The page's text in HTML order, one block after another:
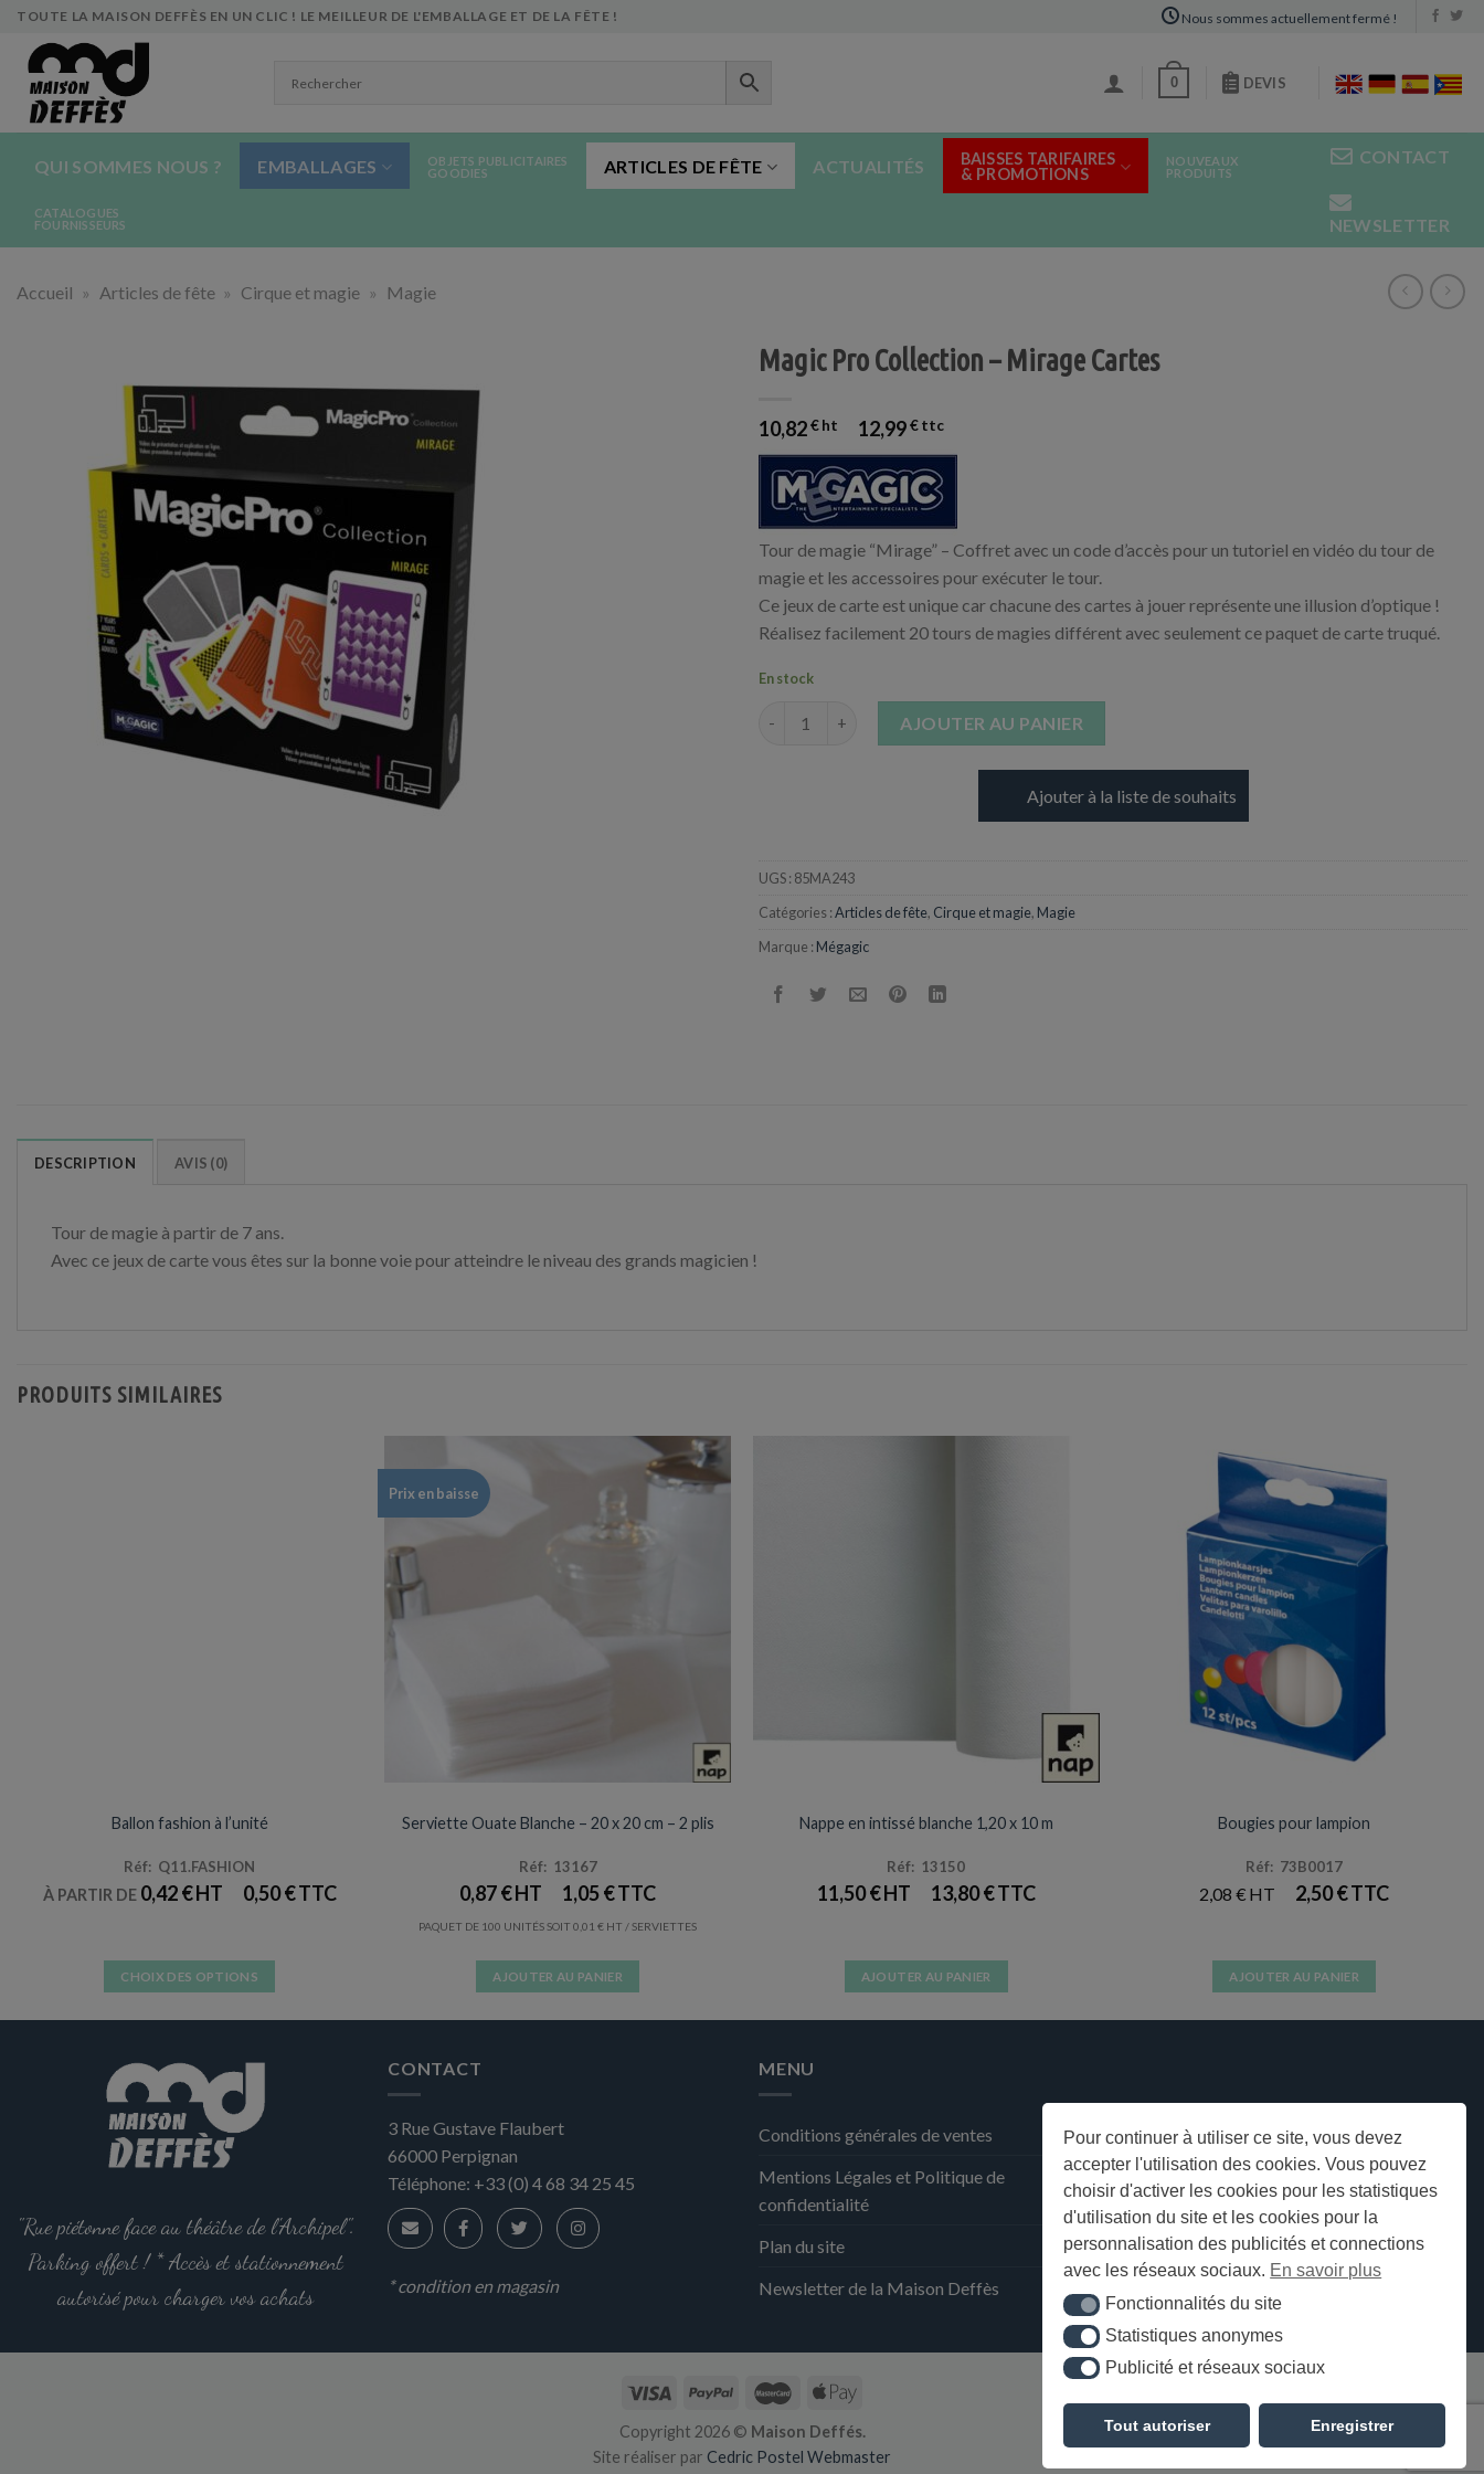
Pour continuer à utiliser ce site, vous devez
accepter l'utilisation des cookies. Vous pouvez
choisir d'activer les cookies pour les statistiques
d'utilisation du site et les cookies pour la
personnalisation des publicités et connections
avec les réseaux sociaux. En savoir plus
Fonctionnalités du site
Fonctionnalités du site
Statistiques anonymes
Statistiques anonymes
Publicité et réseaux sociaux
Publicité et réseaux sociaux
Tout autoriser Enregistrer
Skip
content
TOUTE LA MAISON DEFFÈS EN UN CLIC ! LE MEILLEUR DE L'EMBALLAGE ET DE LA FÊTE ! Nous sommes actuellement fermé !
0 DEVIS
QUI SOMMES NOUS ? EMBALLAGES
OBJETS PUBLICITAIRES
GOODIES
ARTICLES DE FÊTE ACTUALITÉS
BAISSES TARIFAIRES
& PROMOTIONS
NOUVEAUX
PRODUITS
CATALOGUES
FOURNISSEURS
CONTACT
NEWSLETTER
Accueil » Articles de fête » Cirque et magie » Magie
Magic Pro Collection – Mirage Cartes
10,82€ 12,99€
Tour de magie “Mirage” – Coffret avec un code d’accès pour un tutoriel en vidéo du tour de
magie et les accessoires pour exécuter le tour.
Ce jeux de carte est unique car chacune des cartes à jouer représente une illusion d’optique !
Réalisez facilement 20 tours de magies différent avec seulement ce paquet de carte truqué.
En stock
AJOUTER AU PANIER
Ajouter à la liste de souhaits
UGS : 85MA243
Catégories :Articles de fête, Cirque et magie, Magie
Marque : Mégagic
DESCRIPTION AVIS (0)
Tour de magie à partir de 7 ans.
Avec ce jeux de carte vous êtes sur la bonne voie pour atteindre le niveau des grands magicien !
PRODUITS SIMILAIRES
Ballon fashion à l’unité
Réf: Q11.FASHION
À PARTIR DE 0,42€ 0,50€
CHOIX DES OPTIONS
plusieurs
variations.
Les
options
choisies
sur
page
Prix en baisse
Serviette Ouate Blanche – 20 x 20 cm – 2 plis
Réf: 13167
0,87€ 1,05€
PAQUET DE 100 UNITÉS SOIT 0,01€ / SERVIETTES
AJOUTER AU PANIER
Nappe en intissé blanche 1,20 x 10 m
Réf: 13150
11,50€ 13,80€
AJOUTER AU PANIER
Bougies pour lampion
Réf: 73B0017
2,08€ 2,50€
AJOUTER AU PANIER
"Rue piétonne face au théâtre de l'Archipel".
Parking offert ! * Accès et stationnement
autorisé pour charger vos achats
CONTACT
3 Rue Gustave Flaubert
66000 Perpignan
Téléphone: +33 (0) 4 68 34 25 45
* condition en magasin
MENU
Conditions générales de ventes
Mentions Légales et Politique de
confidentialité
Plan du site
Newsletter de la Maison Deffès
Copyright 2026 © Maison Deffés.
Site réaliser par Cedric Postel Webmaster